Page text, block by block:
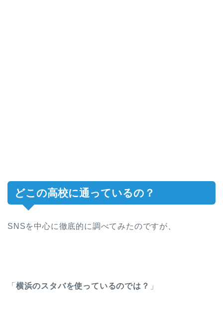
どこの高校に通っているの？
SNSを中心に徹底的に調べてみたのですが、
「 横浜のスタバを使っているのでは？ 」